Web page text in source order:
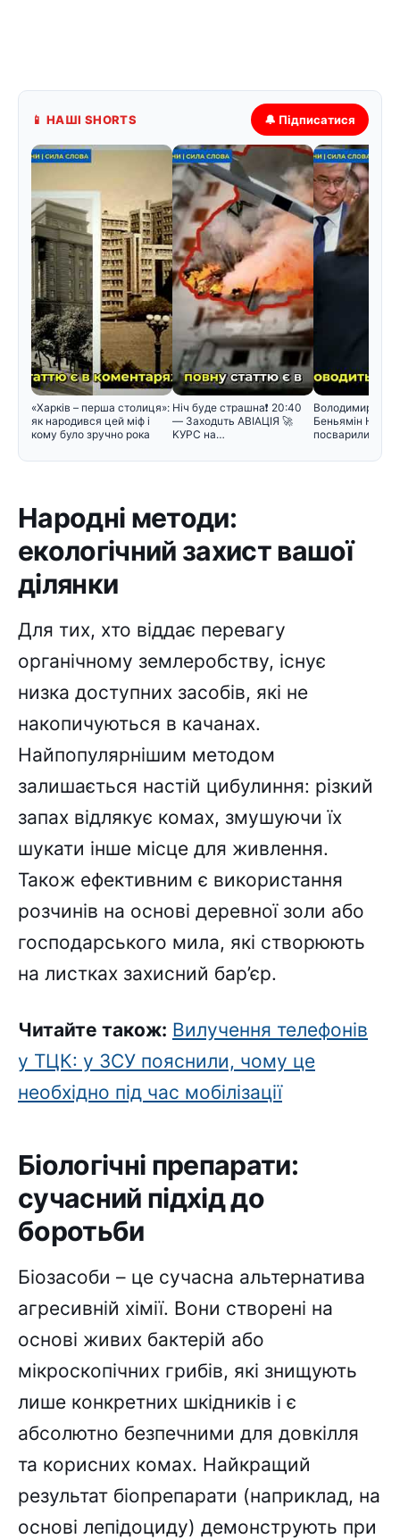
📱 НАШІ SHORTS 🔔 Підписатися
«Харків – перша столиця»:
як народився цей міф і
кому було зручно рока
Hiч бyдe cтpaшнa❗️ 20:40
— Зaxoдuть ABIAЦIЯ 🚀
KУPC нa…
Володимир
Беньямін
посварилися
Народні методи:
екологічний захист вашої
ділянки
Для тих, хто віддає перевагу
органічному землеробству, існує
низка доступних засобів, які не
накопичуються в качанах.
Найпопулярнішим методом
залишається настій цибулиння: різкий
запах відлякує комах, змушуючи їх
шукати інше місце для живлення.
Також ефективним є використання
розчинів на основі деревної золи або
господарського мила, які створюють
на листках захисний бар’єр.
Читайте також: Вилучення телефонів
у ТЦК: у ЗСУ пояснили, чому це
необхідно під час мобілізації
Біологічні препарати:
сучасний підхід до
боротьби
Біозасоби – це сучасна альтернатива
агресивній хімії. Вони створені на
основі живих бактерій або
мікроскопічних грибів, які знищують
лише конкретних шкідників і є
абсолютно безпечними для довкілля
та корисних комах. Найкращий
результат біопрепарати (наприклад, на
основі лепідоциду) демонструють при